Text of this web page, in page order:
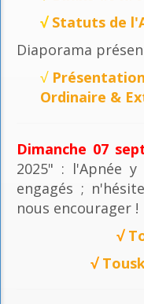
√ Statuts de
Diaporama
√
Ordinaire &
Dimanche 07
2025" : l'Apnée
engagés ;
nous encourager !
√
√